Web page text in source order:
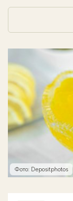
Фото: Depositphotos